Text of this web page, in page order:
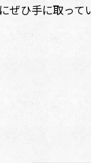
ひ手に取って